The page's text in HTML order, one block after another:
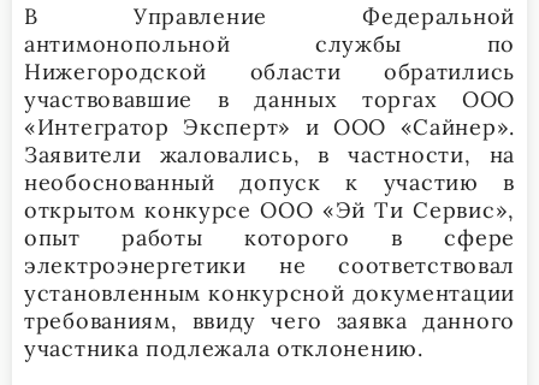
В Управление Федеральной
антимонопольной службы по
Нижегородской области обратились
участвовавшие в данных торгах ООО
«Интегратор Эксперт» и ООО «Сайнер».
Заявители жаловались, в частности, на
необоснованный допуск к участию в
открытом конкурсе ООО «Эй Ти Сервис»,
опыт работы которого в сфере
электроэнергетики не соответствовал
установленным конкурсной документации
требованиям, ввиду чего заявка данного
участника подлежала отклонению.